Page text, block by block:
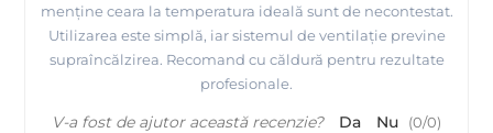
menține ceara la temperatura ideală sunt de necontestat.
Utilizarea este simplă, iar sistemul de ventilație previne
supraîncălzirea. Recomand cu căldură pentru rezultate
profesionale.
V-a fost de ajutor această recenzie? Da Nu (0/0)